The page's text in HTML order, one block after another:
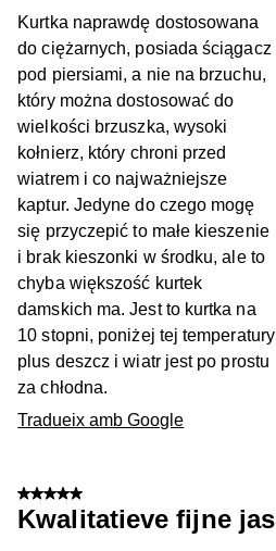
Kurtka naprawdę dostosowana
do ciężarnych, posiada ściągacz
pod piersiami, a nie na brzuchu,
który można dostosować do
wielkości brzuszka, wysoki
kołnierz, który chroni przed
wiatrem i co najważniejsze
kaptur. Jedyne do czego mogę
się przyczepić to małe kieszenie
i brak kieszonki w środku, ale to
chyba większość kurtek
damskich ma. Jest to kurtka na
10 stopni, poniżej tej temperatury
plus deszcz i wiatr jest po prostu
za chłodna.
Tradueix amb Google
5 de 5 estrelles.
Kwalitatieve fijne jas